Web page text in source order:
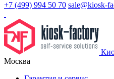
+7 (499) 994 50 70 sale@kiosk-
Москва